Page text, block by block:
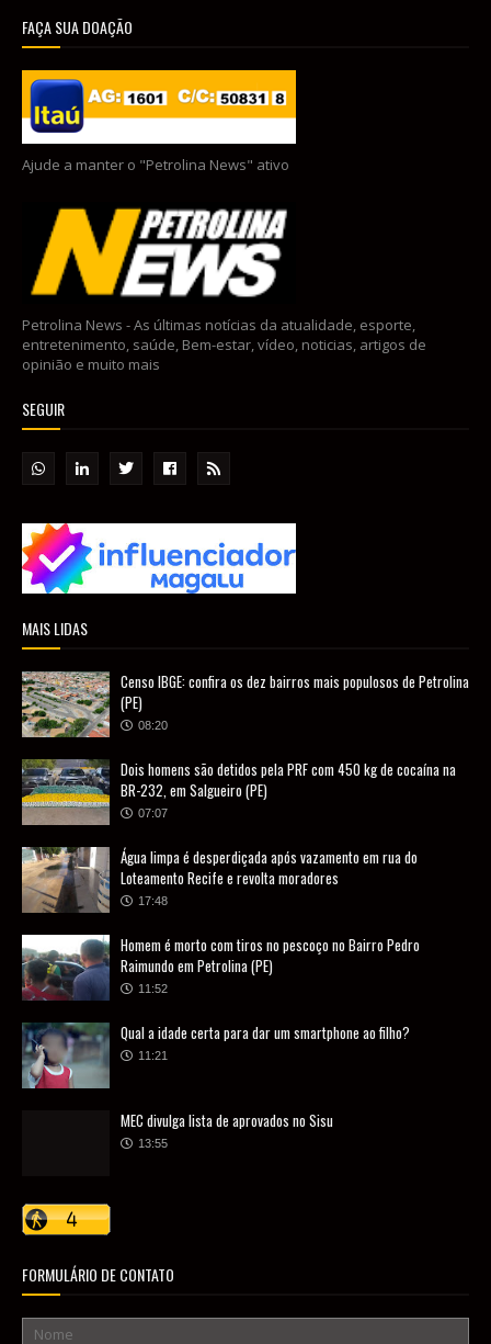
FAÇA SUA DOAÇÃO
Ajude a manter o "Petrolina News" ativo
Petrolina News - As últimas notícias da atualidade, esporte,
entretenimento, saúde, Bem-estar, vídeo, noticias, artigos de
opinião e muito mais
SEGUIR
MAIS LIDAS
Censo IBGE: confira os dez bairros mais populosos de Petrolina
(PE)
08:20
Dois homens são detidos pela PRF com 450 kg de cocaína na
BR-232, em Salgueiro (PE)
07:07
Água limpa é desperdiçada após vazamento em rua do
Loteamento Recife e revolta moradores
17:48
Homem é morto com tiros no pescoço no Bairro Pedro
Raimundo em Petrolina (PE)
11:52
Qual a idade certa para dar um smartphone ao filho?
11:21
MEC divulga lista de aprovados no Sisu
13:55
FORMULÁRIO DE CONTATO